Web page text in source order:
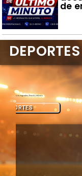
de
DEPORTES
DEPORTES